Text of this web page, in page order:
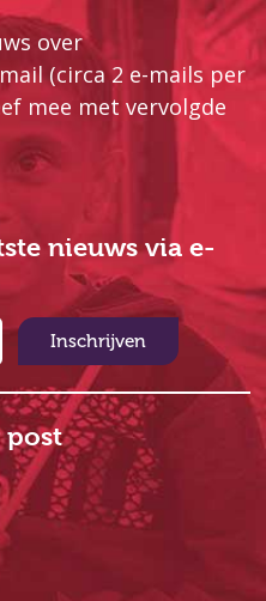
over
(circa 2 e-mails per
mee met vervolgde
nieuws via e-
Inschrijven
post